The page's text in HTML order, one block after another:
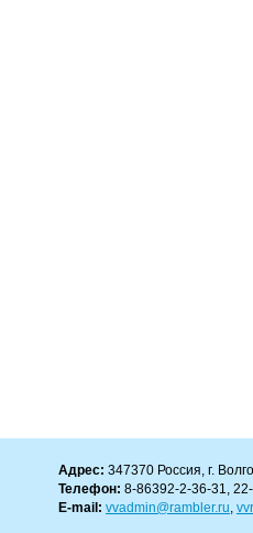
Адрес: 347370 Россия, г.
Телефон: 8-86392-2-36-31,
E-mail: vvadmin@rambler.ru,